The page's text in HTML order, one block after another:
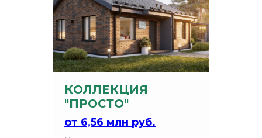
КОЛЛЕКЦИЯ
"ПРОСТО"
от 6,56 млн руб.